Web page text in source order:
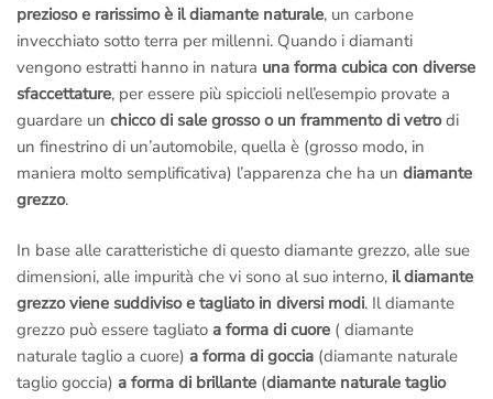
prezioso e rarissimo è il diamante naturale, un carbone
invecchiato sotto terra per millenni. Quando i diamanti
vengono estratti hanno in natura una forma cubica con diverse
sfaccettature, per essere più spiccioli nell’esempio provate a
guardare un chicco di sale grosso o un frammento di vetrodi
un finestrino di un’automobile, quella è (grosso modo, in
maniera molto semplificativa) l’apparenza che ha un diamante
grezzo.
In base alle caratteristiche di questo diamante grezzo, alle sue
dimensioni, alle impurità che vi sono al suo interno, il diamante
grezzo viene suddiviso e tagliato in diversi modi. Il diamante
grezzo può essere tagliato a forma di cuore ( diamante
naturale taglio a cuore) a forma di goccia (diamante naturale
taglio goccia) a forma di brillante (diamante naturale taglio